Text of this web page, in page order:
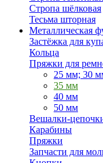
Стропа шёлковая
Тесьма шторная
Металлическая
Застёжка для
Кольца
Пряжки для
25 мм; 30
35 мм
40 мм
50 мм
Вешалки-
Карабины
Пряжки
Запчасти для